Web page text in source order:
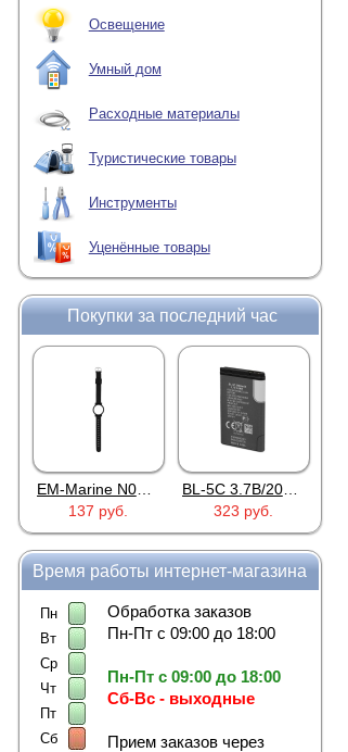
Освещение
Умный дом
Расходные материалы
Туристические товары
Инструменты
Уценённые товары
Покупки за последний час
EM-Marine N006BB
137 руб.
BL-5C 3.7В/2000мАч
323 руб.
Время работы интернет-магазина
Пн
Вт
Ср
Чт
Пт
Сб
Обработка заказов
Пн-Пт с 09:00 до 18:00
Пн-Пт с 09:00 до 18:00
Сб-Вс - выходные
Прием заказов через